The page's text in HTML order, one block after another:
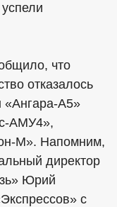
что
отказалось
«Ангара-А5»
АМУ4»,
М». Напомним,
директор
Юрий
с